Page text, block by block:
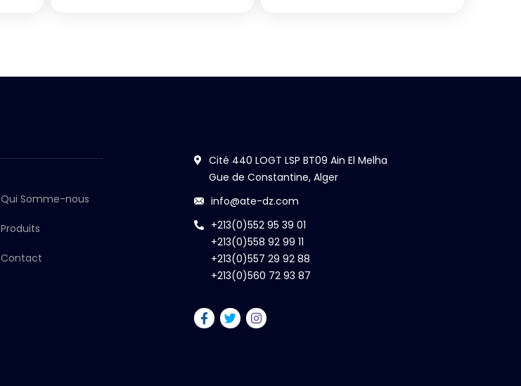
Qui Somme-nous
Produits
Contact
Cité 440 LOGT LSP BT09 Ain El Melha
Gue de Constantine, Alger
info@ate-dz.com
+213(0)552 95 39 01
+213(0)558 92 99 11
+213(0)557 29 92 88
+213(0)560 72 93 87